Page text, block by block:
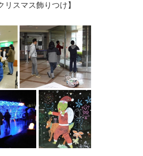
リスマス飾りつけ】